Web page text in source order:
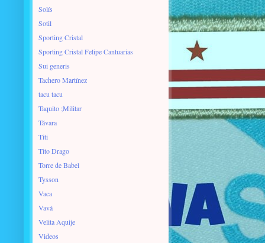
Solís
Sotil
Sporting Cristal
Sporting Cristal Felipe Cantuarias
Sui generis
Tachero Martínez
tacu tacu
Taquito ;Militar
Távara
Titi
Tito Drago
Torre de Babel
Tysson
Vaca
Vavá
Velita Aquije
Videos